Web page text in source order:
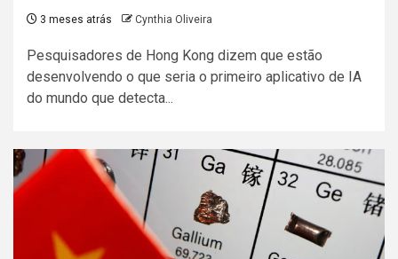
3 meses atrás Cynthia Oliveira
Pesquisadores de Hong Kong dizem que estão
desenvolvendo o que seria o primeiro aplicativo de IA
do mundo que detecta...